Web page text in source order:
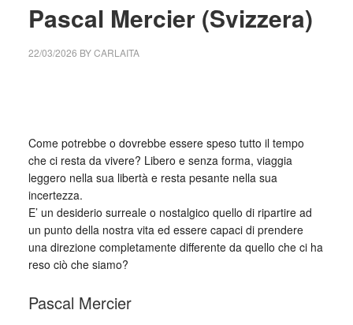
Pascal Mercier (Svizzera)
22/03/2026 BYCARLAITA
Come potrebbe o dovrebbe essere speso tutto il tempo
che ci resta da vivere? Libero e senza forma, viaggia
leggero nella sua libertà e resta pesante nella sua
incertezza.
E’ un desiderio surreale o nostalgico quello di ripartire ad
un punto della nostra vita ed essere capaci di prendere
una direzione completamente differente da quello che ci ha
reso ciò che siamo?
Pascal Mercier